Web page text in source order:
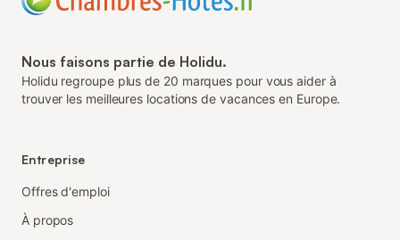
Nous faisons partie de Holidu.
Holidu regroupe plus de 20 marques pour vous aider à
trouver les meilleures locations de vacances en Europe.
Entreprise
Offres d'emploi
À propos